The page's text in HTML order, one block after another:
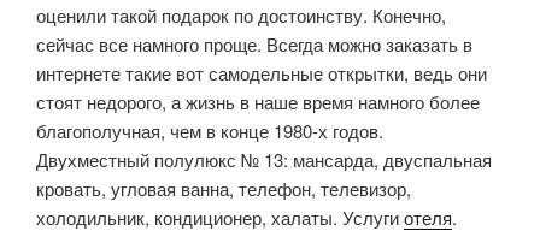
оценили такой подарок по достоинству. Конечно,
сейчас все намного проще. Всегда можно заказать в
интернете такие вот самодельные открытки, ведь они
стоят недорого, а жизнь в наше время намного более
благополучная, чем в конце 1980-х годов.
Двухместный полулюкс № 13: мансарда, двуспальная
кровать, угловая ванна, телефон, телевизор,
холодильник, кондиционер, халаты. Услугиотеля.